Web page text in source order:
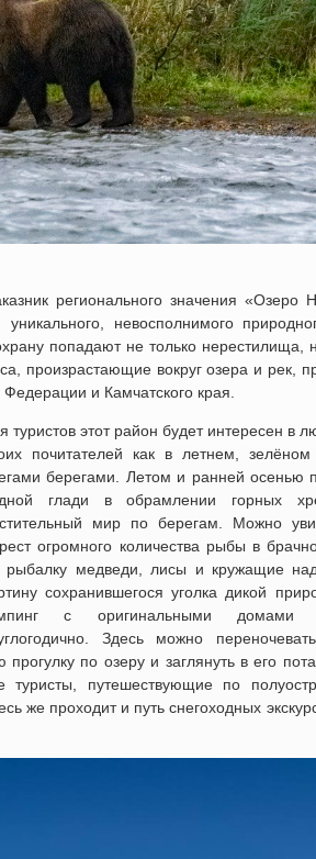
регионального значения «Озеро
невосполнимого
попадают не только нерестилища,
произрастающие вокруг озера и рек,
и Камчатского края.
туристов этот район будет интересен в
почитателей как в летнем,
берегами. Летом и ранней осенью
глади в обрамлении горных
мир по берегам. Можно
огромного количества рыбы в
рыбалку медведи, лисы и кружащие
сохранившегося уголка дикой
с оригинальными домами
Здесь можно
по озеру и заглянуть в его
туристы, путешествующие по
же проходит и путь снегоходных